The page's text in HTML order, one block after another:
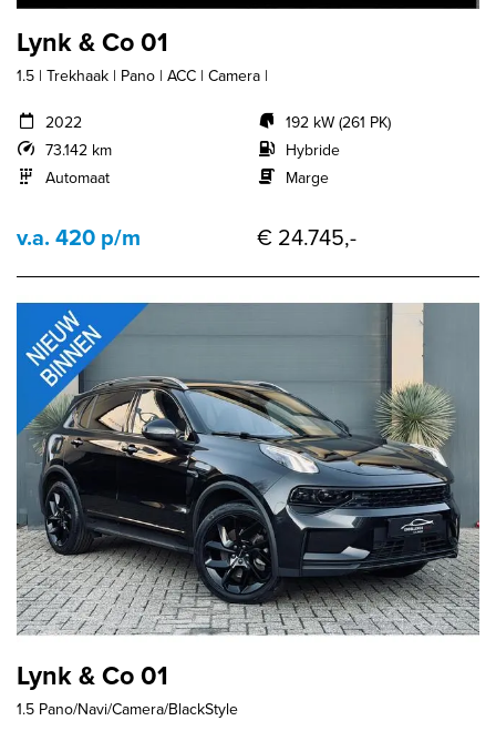
Lynk & Co 01
1.5 | Trekhaak | Pano | ACC | Camera |
2022
73.142 km
Automaat
192 kW (261 PK)
Hybride
Marge
v.a. 420 p/m € 24.745,-
Lynk & Co 01
1.5 Pano/Navi/Camera/BlackStyle